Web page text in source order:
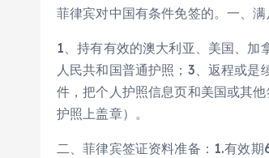
菲律宾对中国有条件免签的。一、
1、持有有效的澳大利亚、美国、
人民共和国普通护照；3、返程或是
件，把个人护照信息页和美国或其
护照上盖章）。
二、菲律宾签证资料准备：1.有效